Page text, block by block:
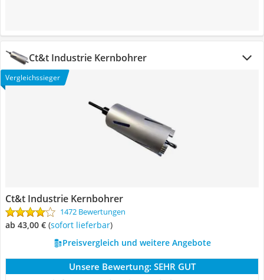
Ct&t Industrie Kernbohrer
Vergleichssieger
Ct&t Industrie Kernbohrer
1472 Bewertungen
ab 43,00 € ( Sofort lieferbar)
Preisvergleich und weitere Angebote
Unsere Bewertung: SEHR GUT